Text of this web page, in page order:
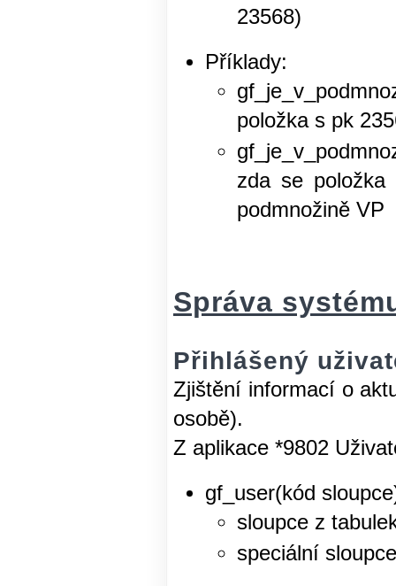
23568)
Příklady:
položka s pk
zda se
podmnožině VP
Správa
Přihlášený
Zjištění informací o
osobě).
Z aplikace *9802
gf_user(kód
sloupce z
speciální